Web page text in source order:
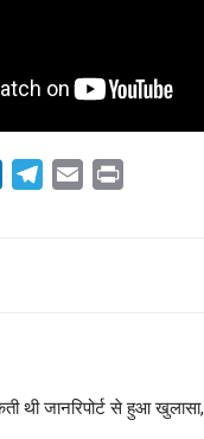
LinkedInTelegram
Email
थी जानरिपोर्ट से हुआ खुलासा,